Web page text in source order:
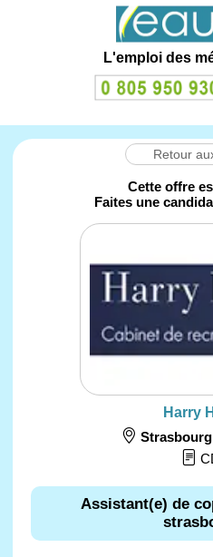
L'emploi des
Retour
Cette offre
Faites une
Harry
Strasbourg
Assistant(e) de